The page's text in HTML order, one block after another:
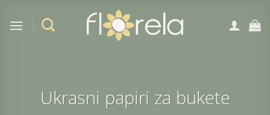
Ukrasni papiri za bukete